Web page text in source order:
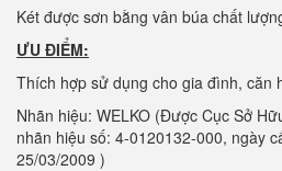
Két được sơn bằng vân búa chất
ƯU ĐIỂM:
Thích hợp sử dụng cho gia đình, căn
Nhãn hiệu: WELKO (Được Cục Sở
nhãn hiệu số: 4-0120132-000, ngày
25/03/2009 )